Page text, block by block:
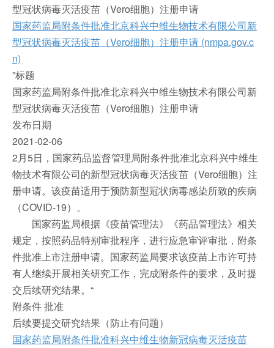
型冠状病毒灭活疫苗（Vero细胞）注册申请
国家药监局附条件批准北京科兴中维生物技术有限公司新
型冠状病毒灭活疫苗（Vero细胞）注册申请 (nmpa.gov.c
n)
”标题
国家药监局附条件批准北京科兴中维生物技术有限公司新
型冠状病毒灭活疫苗（Vero细胞）注册申请
发布日期
2021-02-06
2月5日，国家药品监督管理局附条件批准北京科兴中维生
物技术有限公司的新型冠状病毒灭活疫苗（Vero细胞）注
册申请。该疫苗适用于预防新型冠状病毒感染所致的疾病
（COVID-19）。
国家药监局根据《疫苗管理法》《药品管理法》相关
规定，按照药品特别审批程序，进行应急审评审批，附条
件批准上市注册申请。国家药监局要求该疫苗上市许可持
有人继续开展相关研究工作，完成附条件的要求，及时提
交后续研究结果。“
附条件 批准
后续要提交研究结果（防止有问题）
国家药监局附条件批准科兴中维生物新冠病毒灭活疫苗